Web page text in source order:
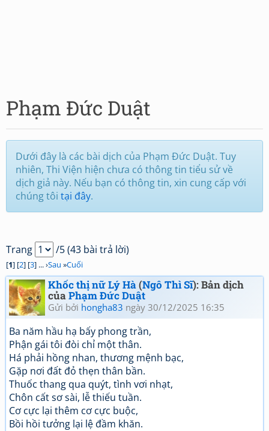
Phạm Đức Duật
Dưới đây là các bài dịch của Phạm Đức Duật. Tuy
nhiên, Thi Viện hiện chưa có thông tin tiểu sử về
dịch giả này. Nếu bạn có thông tin, xin cung cấp với
chúng tôi tại đây.
Trang /5 (43 bài trả lời)
[1] [2] [3] ... ›Sau »Cuối
Khốc thị nữ Lý Hà(Ngô Thì Sĩ): Bản dịch
củaPhạm Đức Duật
Gửi bởi hongha83 ngày 30/12/2025 16:35
Ba năm hầu hạ bấy phong trần,
Phận gái tôi đòi chỉ một thân.
Há phải hồng nhan, thương mệnh bạc,
Gặp nơi đất đỏ thẹn thân bần.
Thuốc thang qua quýt, tình vơi nhạt,
Chôn cất sơ sài, lễ thiếu tuần.
Cơ cực lại thêm cơ cực buộc,
Bồi hồi tưởng lại lệ đầm khăn.